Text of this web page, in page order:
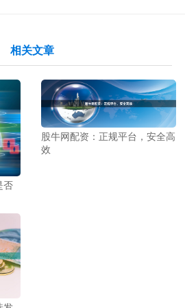
相关文章
否
股牛网配资：正规平台，安全高
效